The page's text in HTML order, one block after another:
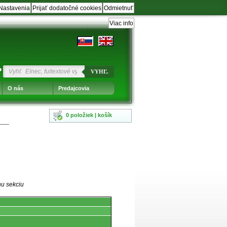
Odmietnuť
Prijať dodatočné cookies
Nastavenia
Viac info
VYHĽ.
O nás Predajcovia
0 položiek | košík
sekciu